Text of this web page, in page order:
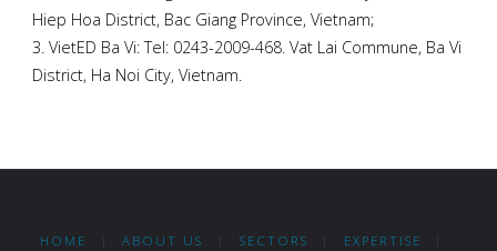
Hiep Hoa District, Bac Giang Province, Vietnam;
3. VietED Ba Vi: Tel: 0243-2009-468. Vat Lai Commune, Ba Vi
District, Ha Noi City, Vietnam.
HOME ABOUT US SECTORS EXPERTISE